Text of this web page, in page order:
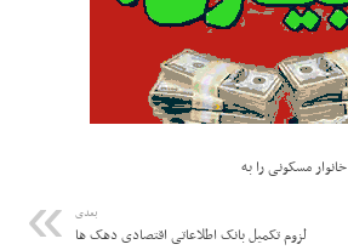
کشف هر ماینر، برق ۱۰ خانوار مسکونی را به
بعدی
لزوم تکمیل بانک اطلاعاتی اقتصادی دهک ها